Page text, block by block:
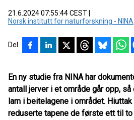
21.6.2024 07:55:44 CEST
Norsk institutt for naturforskning - NINA
Del
En ny studie fra NINA har
antall jerver i et område går opp,
lam i beitelagene i området.
reduserte tapene de første ett til to